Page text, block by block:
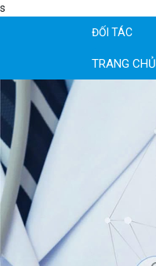
s
ĐỐI TÁC
TRANG CHỦ